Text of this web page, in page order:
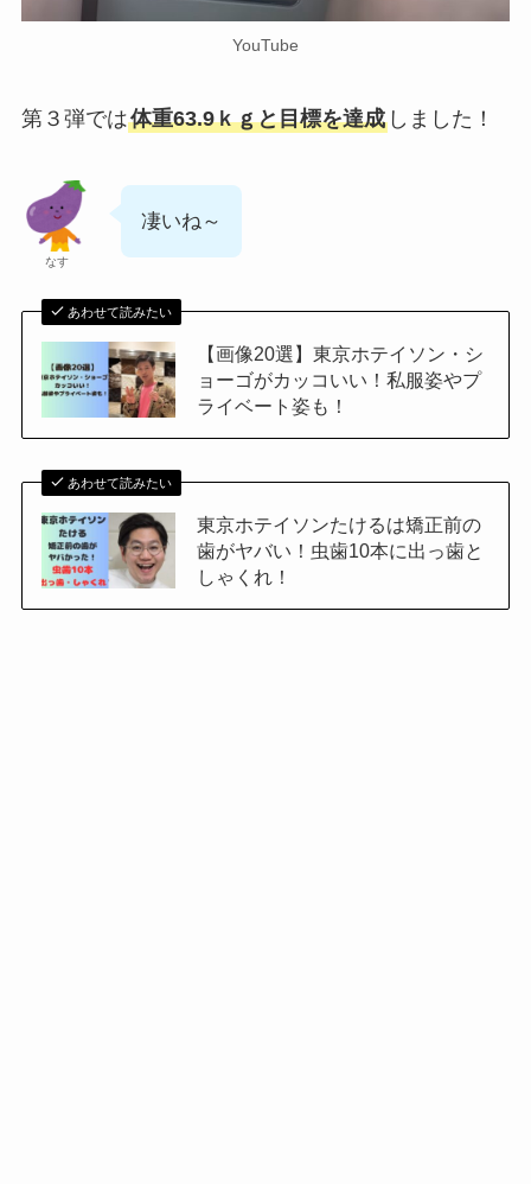
YouTube
第３弾では体重63.9ｋｇと目標を達成しました！
なす
凄いね～
あわせて読みたい
【画像20選】東京ホテイソン・シ
ョーゴがカッコいい！私服姿やプ
ライベート姿も！
あわせて読みたい
東京ホテイソンたけるは矯正前の
歯がヤバい！虫歯10本に出っ歯と
しゃくれ！